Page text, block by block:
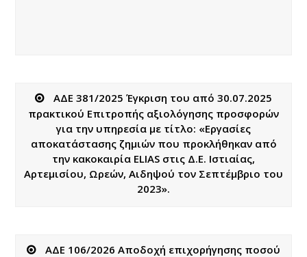
ΑΔΕ 381/2025 Έγκριση του από 30.07.2025
πρακτικού Επιτροπής αξιολόγησης προσφορών
για την υπηρεσία με τίτλο: «Εργασίες
αποκατάστασης ζημιών που προκλήθηκαν από
την κακοκαιρία ELIAS στις Δ.Ε. Ιστιαίας,
Αρτεμισίου, Ωρεών, Αιδηψού τον Σεπτέμβριο του
2023».
ΑΔΕ 106/2026 Αποδοχή επιχορήγησης ποσού